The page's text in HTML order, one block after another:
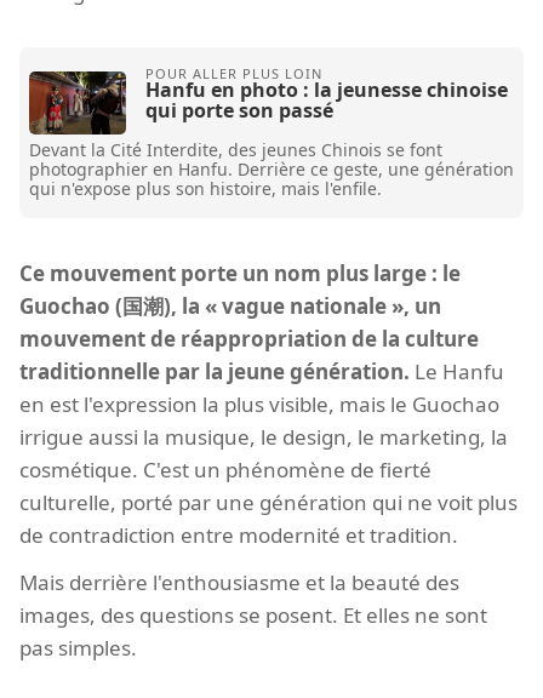
Hanfu en photo : la jeunesse chinoise
qui porte son passé
Devant la Cité Interdite, des jeunes Chinois se font
photographier en Hanfu. Derrière ce geste, une génération
qui n'expose plus son histoire, mais l'enfile.
Ce mouvement porte un nom plus large : le
Guochao (国潮), la « vague nationale », un
mouvement de réappropriation de la culture
traditionnelle par la jeune génération. Le Hanfu
en est l'expression la plus visible, mais le Guochao
irrigue aussi la musique, le design, le marketing, la
cosmétique. C'est un phénomène de fierté
culturelle, porté par une génération qui ne voit plus
de contradiction entre modernité et tradition.
Mais derrière l'enthousiasme et la beauté des
images, des questions se posent. Et elles ne sont
pas simples.